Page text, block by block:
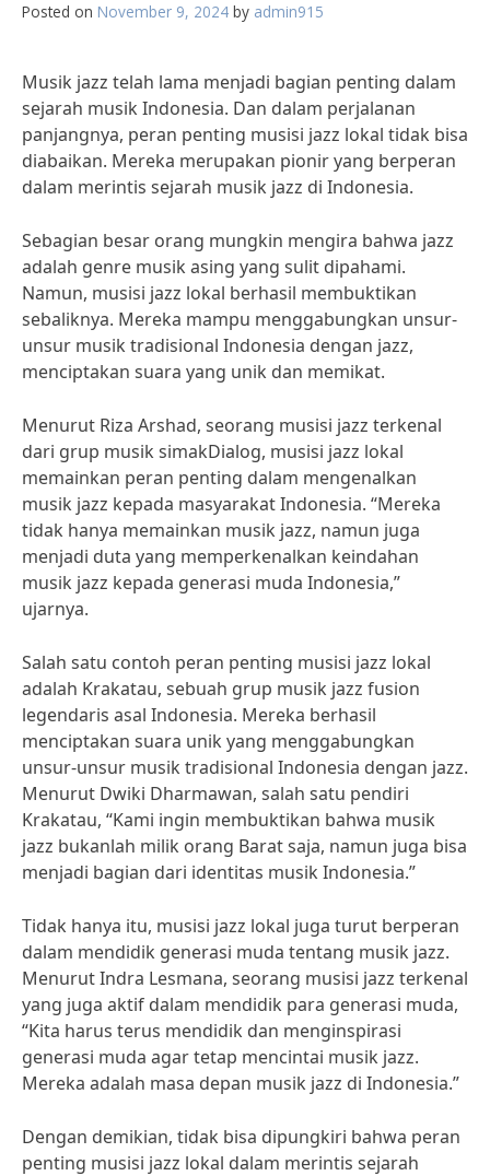
Posted on November 9, 2024 by admin915
Musik jazz telah lama menjadi bagian penting dalam
sejarah musik Indonesia. Dan dalam perjalanan
panjangnya, peran penting musisi jazz lokal tidak bisa
diabaikan. Mereka merupakan pionir yang berperan
dalam merintis sejarah musik jazz di Indonesia.
Sebagian besar orang mungkin mengira bahwa jazz
adalah genre musik asing yang sulit dipahami.
Namun, musisi jazz lokal berhasil membuktikan
sebaliknya. Mereka mampu menggabungkan unsur-
unsur musik tradisional Indonesia dengan jazz,
menciptakan suara yang unik dan memikat.
Menurut Riza Arshad, seorang musisi jazz terkenal
dari grup musik simakDialog, musisi jazz lokal
memainkan peran penting dalam mengenalkan
musik jazz kepada masyarakat Indonesia. “Mereka
tidak hanya memainkan musik jazz, namun juga
menjadi duta yang memperkenalkan keindahan
musik jazz kepada generasi muda Indonesia,”
ujarnya.
Salah satu contoh peran penting musisi jazz lokal
adalah Krakatau, sebuah grup musik jazz fusion
legendaris asal Indonesia. Mereka berhasil
menciptakan suara unik yang menggabungkan
unsur-unsur musik tradisional Indonesia dengan jazz.
Menurut Dwiki Dharmawan, salah satu pendiri
Krakatau, “Kami ingin membuktikan bahwa musik
jazz bukanlah milik orang Barat saja, namun juga bisa
menjadi bagian dari identitas musik Indonesia.”
Tidak hanya itu, musisi jazz lokal juga turut berperan
dalam mendidik generasi muda tentang musik jazz.
Menurut Indra Lesmana, seorang musisi jazz terkenal
yang juga aktif dalam mendidik para generasi muda,
“Kita harus terus mendidik dan menginspirasi
generasi muda agar tetap mencintai musik jazz.
Mereka adalah masa depan musik jazz di Indonesia.”
Dengan demikian, tidak bisa dipungkiri bahwa peran
penting musisi jazz lokal dalam merintis sejarah